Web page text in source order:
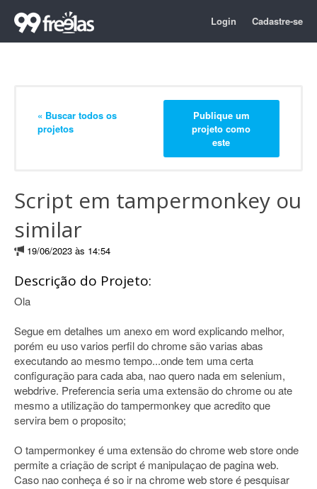
Login Cadastre-se
« Buscar todos os
projetos
Publique um
projeto como
este
Script em tampermonkey ou
similar
19/06/2023 às 14:54
Descrição do Projeto:
Ola
Segue em detalhes um anexo em word explicando melhor,
porém eu uso varios perfil do chrome são varias abas
executando ao mesmo tempo...onde tem uma certa
configuração para cada aba, nao quero nada em selenium,
webdrive. Preferencia seria uma extensão do chrome ou ate
mesmo a utilização do tampermonkey que acredito que
servira bem o proposito;
O tampermonkey é uma extensão do chrome web store onde
permite a criação de script é manipulaçao de pagina web.
Caso nao conheça é so ir na chrome web store é pesquisar